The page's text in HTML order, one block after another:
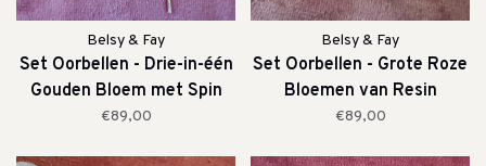
Belsy & Fay
Set Oorbellen - Drie-in-één
Gouden Bloem met Spin
€89,00
Belsy & Fay
Set Oorbellen - Grote Roze
Bloemen van Resin
€89,00